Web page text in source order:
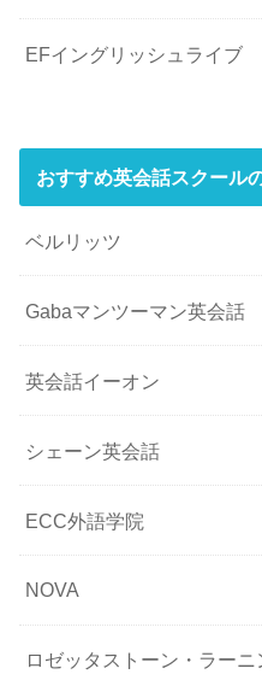
EFイングリッシュライブ
おすすめ英会話スクール
ベルリッツ
Gabaマンツーマン英会話
英会話イーオン
シェーン英会話
ECC外語学院
NOVA
ロゼッタストーン・ラー